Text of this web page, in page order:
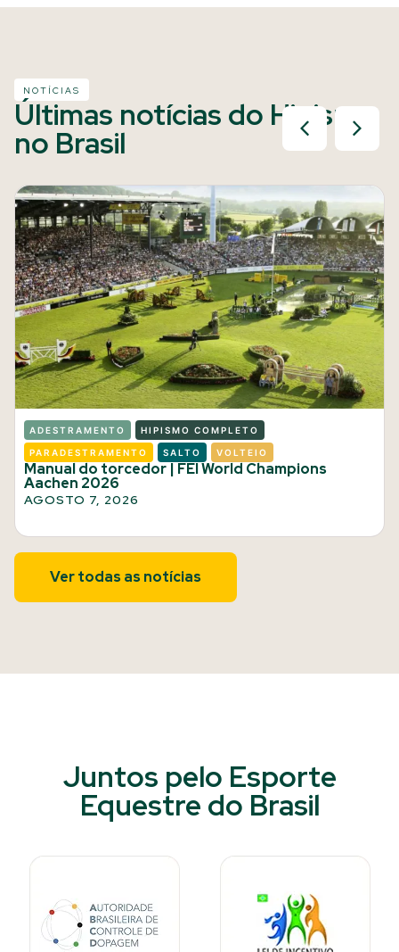
NOTÍCIAS
Últimas notícias do Hipismo
no Brasil
ADESTRAMENTO HIPISMO COMPLETO
PARADESTRAMENTO SALTO VOLTEIO
Manual do torcedor | FEI World Champions
Aachen 2026
AGOSTO 7, 2026
Ver todas as notícias
Juntos pelo Esporte
Equestre do Brasil​